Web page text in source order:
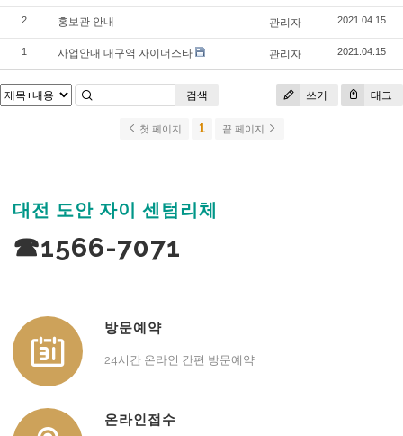
2 홍보관 안내 관리자 2021.04.15
1 사업안내 대구역 자이더스타 관리자 2021.04.15
쓰기 태그
검색
첫 페이지 1 끝 페이지
대전 도안 자이 센텀리체
☎1566-7071
방문예약
24시간 온라인 간편 방문예약
온라인접수